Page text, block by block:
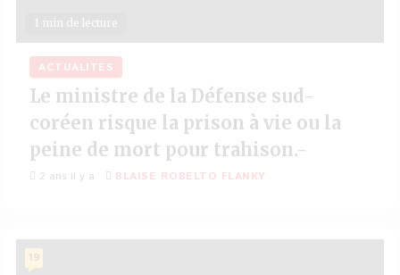
1 min de lecture
ACTUALITÉS
Le ministre de la Défense sud-
coréen risque la prison à vie ou la
peine de mort pour trahison.-
2 ans il y a BLAISE ROBELTO FLANKY
19